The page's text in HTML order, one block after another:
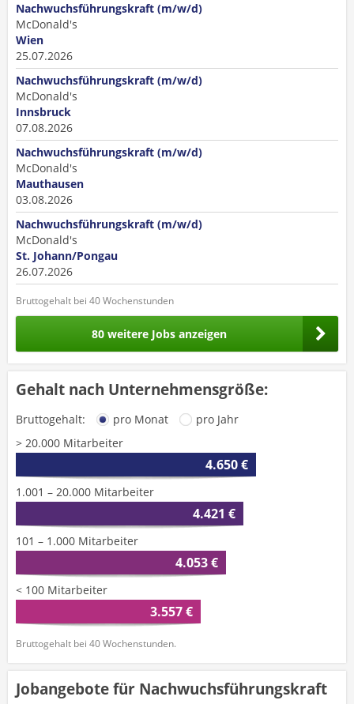
Nachwuchsführungskraft (m/w/d)
McDonald's
Wien
25.07.2026
Nachwuchsführungskraft (m/w/d)
McDonald's
Innsbruck
07.08.2026
Nachwuchsführungskraft (m/w/d)
McDonald's
Mauthausen
03.08.2026
Nachwuchsführungskraft (m/w/d)
McDonald's
St. Johann/Pongau
26.07.2026
Bruttogehalt bei 40 Wochenstunden
80 weitere Jobs anzeigen
Gehalt nach Unternehmensgröße:
Bruttogehalt: pro Monat
pro Jahr
> 20.000 Mitarbeiter
4.650 €
1.001 – 20.000 Mitarbeiter
4.421 €
101 – 1.000 Mitarbeiter
4.053 €
< 100 Mitarbeiter
3.557 €
Bruttogehalt bei 40 Wochenstunden.
Jobangebote für Nachwuchsführungskraft